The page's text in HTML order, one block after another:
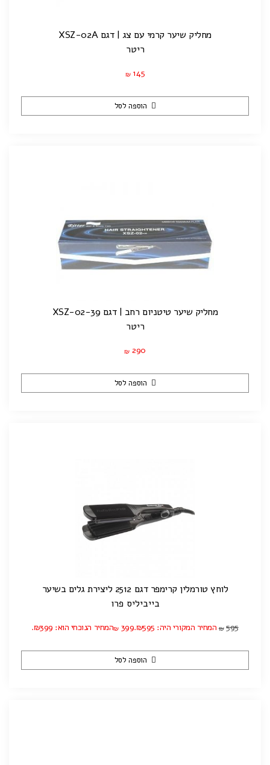
מחליק שיער קרמי עם צג | דגם XSZ-02A
ריטר
₪ 145
הוספה לסל
מחליק שיער טיטניום רחב | דגם XSZ-02-39
ריטר
₪ 290
הוספה לסל
לוחץ טורמלין קרימפר דגם 2512 ליצירת גלים בשיער
בייביליס פרו
₪ 595 המחיר המקורי היה: ₪595. ₪ 399 המחיר הנוכחי הוא: ₪399.
הוספה לסל